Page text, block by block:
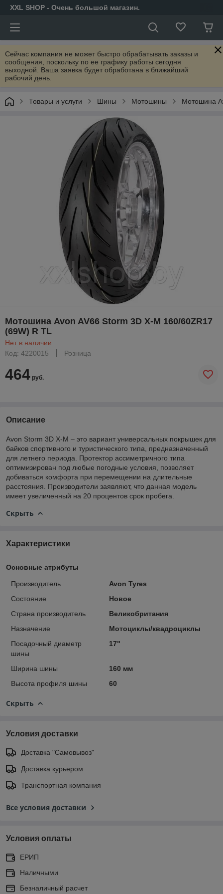
XXL SHOP - Очень большой магазин.
Сейчас компания не может быстро обрабатывать заказы и
сообщения, поскольку по ее графику работы сегодня
выходной. Ваша заявка будет обработана в ближайший
рабочий день.
Товары и услуги Шины Мотошины Мотошина
Мотошина Avon AV66 Storm 3D X-M 160/60ZR17
(69W) R TL
Нет в наличии
Код: 4220015
Розница
464 руб.
Описание
Avon Storm 3D X-M – это вариант универсальных покрышек для
байков спортивного и туристического типа, предназначенный
для летнего периода. Протектор ассиметричного типа
оптимизирован под любые погодные условия, позволяет
добиваться комфорта при перемещении на длительные
расстояния. Производители заявляют, что данная модель
имеет увеличенный на 20 процентов срок пробега.
Скрыть
Характеристики
Основные атрибуты
Производитель
Avon Tyres
Состояние
Новое
Страна производитель
Великобритания
Назначение
Мотоциклы/квадроциклы
Посадочный диаметр
шины
17"
Ширина шины
160 мм
Высота профиля шины
60
Скрыть
Условия доставки
Доставка "Самовывоз"
Доставка курьером
Транспортная компания
Все условия доставки
Условия оплаты
ЕРИП
Наличными
Безналичный расчет